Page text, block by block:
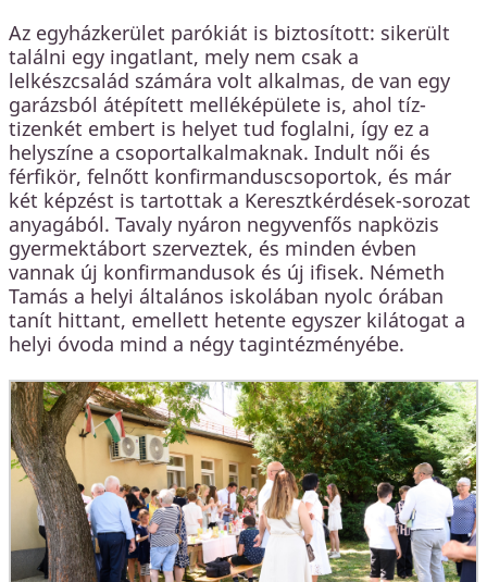
Az egyházkerület parókiát is biztosított: sikerült
találni egy ingatlant, mely nem csak a
lelkészcsalád számára volt alkalmas, de van egy
garázsból átépített melléképülete is, ahol tíz-
tizenkét embert is helyet tud foglalni, így ez a
helyszíne a csoportalkalmaknak. Indult női és
férfikör, felnőtt konfirmanduscsoportok, és már
két képzést is tartottak a Keresztkérdések-sorozat
anyagából. Tavaly nyáron negyvenfős napközis
gyermektábort szerveztek, és minden évben
vannak új konfirmandusok és új ifisek. Németh
Tamás a helyi általános iskolában nyolc órában
tanít hittant, emellett hetente egyszer kilátogat a
helyi óvoda mind a négy tagintézményébe.